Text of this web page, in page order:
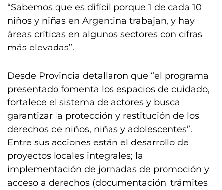
“Sabemos que es difícil porque 1 de cada 10
niños y niñas en Argentina trabajan, y hay
áreas críticas en algunos sectores con cifras
más elevadas”.
Desde Provincia detallaron que “el programa
presentado fomenta los espacios de cuidado,
fortalece el sistema de actores y busca
garantizar la protección y restitución de los
derechos de niños, niñas y adolescentes”.
Entre sus acciones están el desarrollo de
proyectos locales integrales; la
implementación de jornadas de promoción y
acceso a derechos (documentación, trámites